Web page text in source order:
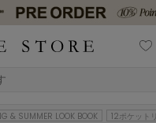
& SUMMER LOOK BOOK 12ポケット